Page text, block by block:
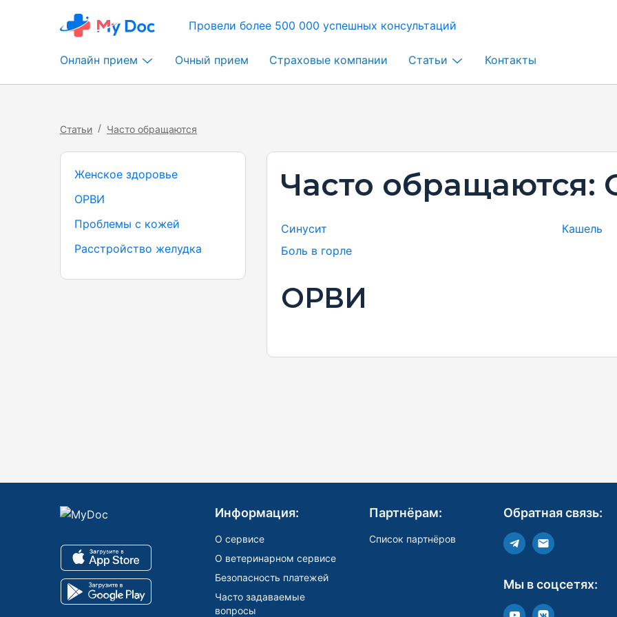
Провели более 500 000 успешных консультаций
Онлайн прием Очный прием Страховые компании Статьи Контакты
Статьи / Часто обращаются
Женское здоровье
ОРВИ
Проблемы с кожей
Расстройство желудка
Часто обращаются:
Синусит
Боль в горле
Кашель
ОРВИ
Информация:
О сервисе
О ветеринарном сервисе
Безопасность платежей
Часто задаваемые
вопросы
Партнёрам:
Список партнёров
Обратная связь:
Мы в соцсетях: